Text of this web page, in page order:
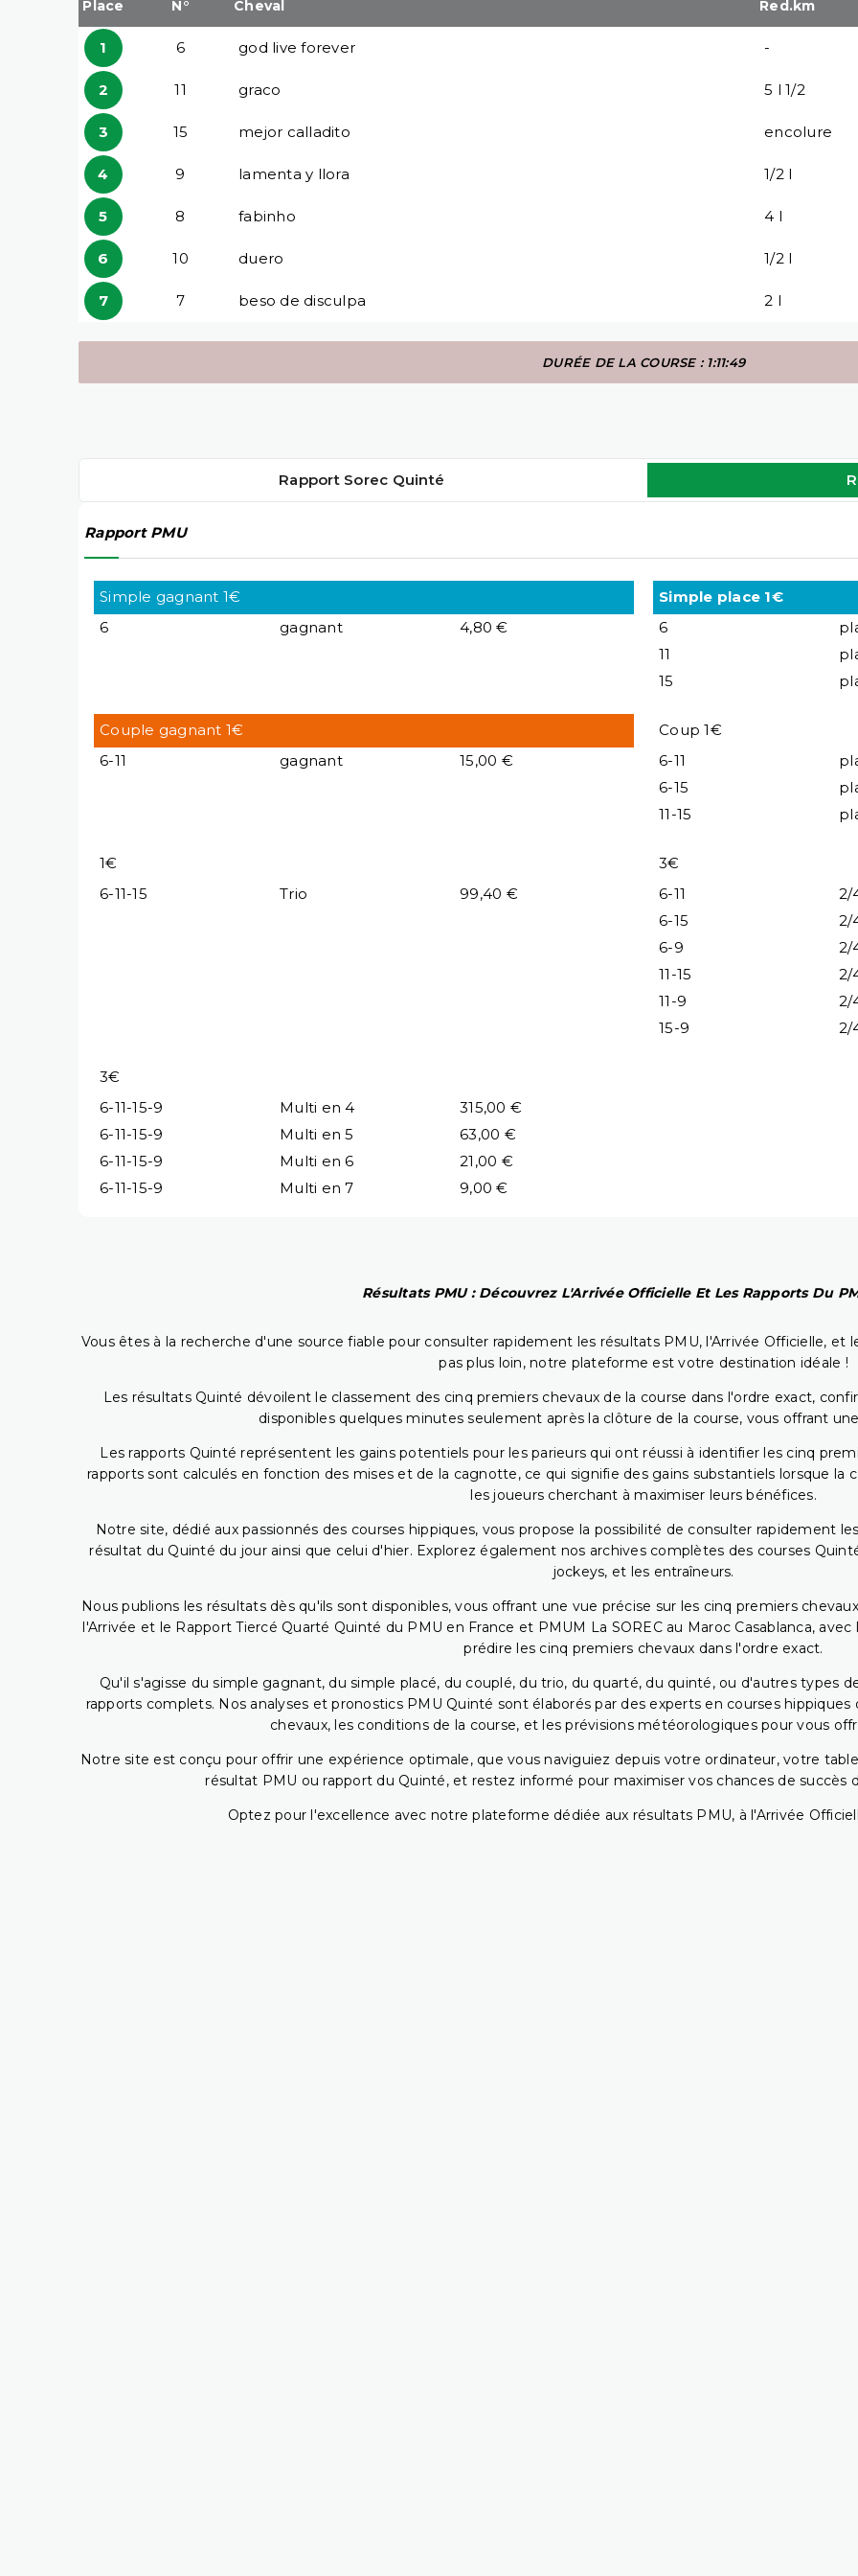
Place N° Cheval Red.km
1 6 god live forever -
2 11 graco 5 l 1/2
3 15 mejor calladito encolure
4 9 lamenta y llora 1/2 l
5 8 fabinho 4 l
6 10 duero 1/2 l
7 7 beso de disculpa 2 l
DURÉE DE LA COURSE : 1:11:49
Rapport Sorec Quinté
Rapport PMU
Simple gagnant 1€
6
gagnant 4,80 €
Simple place 1€
6
11
15
Couple gagnant 1€
6-11
gagnant 15,00 €
Coup 1€
6-11
6-15
11-15
1€
6-11-15
Trio 99,40 €
3€
6-11
2/
6-15
2/
6-9
2/
11-15
2/
11-9
2/
15-9
2/
3€
6-11-15-9
Multi en 4
315,00 €
6-11-15-9
Multi en 5
63,00 €
6-11-15-9
Multi en 6
21,00 €
6-11-15-9
Multi en 7 9,00 €
Résultats PMU : Découvrez L'Arrivée Officielle Et Les Rapports Du
Vous êtes à la recherche d'une source fiable pour consulter rapidement les résultats PMU, l'Arrivée Officielle, et
pas plus loin, notre plateforme est votre destination idéale !
Les résultats Quinté dévoilent le classement des cinq premiers chevaux de la course dans l'ordre exact,
disponibles quelques minutes seulement après la clôture de la course, vous offrant
Les rapports Quinté représentent les gains potentiels pour les parieurs qui ont réussi à identifier les cinq
rapports sont calculés en fonction des mises et de la cagnotte, ce qui signifie des gains substantiels lorsque
les joueurs cherchant à maximiser leurs bénéfices.
Notre site, dédié aux passionnés des courses hippiques, vous propose la possibilité de consulter rapidement
résultat du Quinté du jour ainsi que celui d'hier. Explorez également nos archives complètes des courses
jockeys, et les entraîneurs.
Nous publions les résultats dès qu'ils sont disponibles, vous offrant une vue précise sur les cinq premiers
l'Arrivée et le Rapport Tiercé Quarté Quinté du PMU en France et PMUM La SOREC au Maroc Casablanca,
prédire les cinq premiers chevaux dans l'ordre exact.
Qu'il s'agisse du simple gagnant, du simple placé, du couplé, du trio, du quarté, du quinté, ou d'autres types
rapports complets. Nos analyses et pronostics PMU Quinté sont élaborés par des experts en courses
chevaux, les conditions de la course, et les prévisions météorologiques pour vous
Notre site est conçu pour offrir une expérience optimale, que vous naviguiez depuis votre ordinateur, votre
résultat PMU ou rapport du Quinté, et restez informé pour maximiser vos chances de succès
Optez pour l'excellence avec notre plateforme dédiée aux résultats PMU, à l'Arrivée